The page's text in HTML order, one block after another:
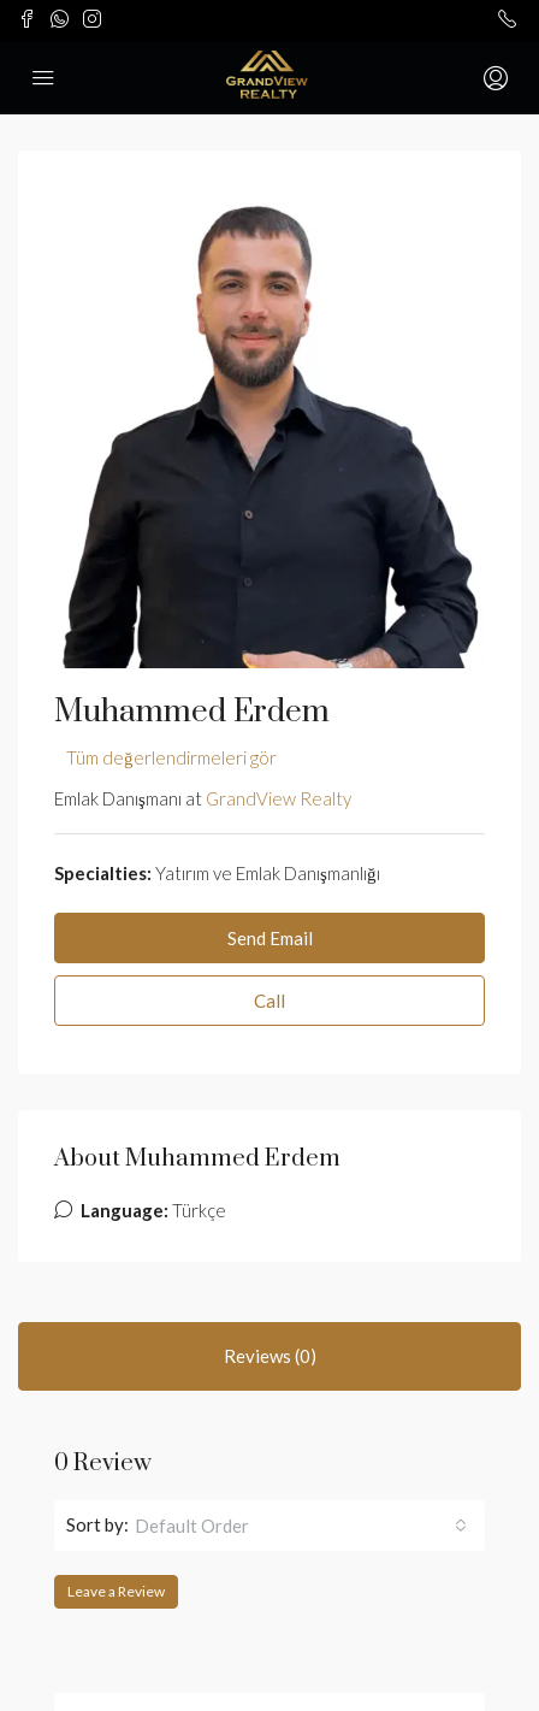
Muhammed Erdem
Tüm değerlendirmeleri gör
Emlak Danışmanı at GrandView Realty
Specialties: Yatırım ve Emlak Danışmanlığı
Send Email
Call
About Muhammed Erdem
Language: Türkçe
Reviews (0)
0 Review
Sort by: Default Order
Leave a Review